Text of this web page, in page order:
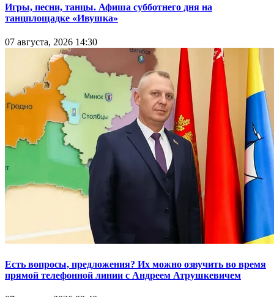
Игры, песни, танцы. Афиша субботнего дня на
танцплощадке «Ивушка»
07 августа, 2026 14:30
Есть вопросы, предложения? Их можно озвучить во время
прямой телефонной линии с Андреем Атрушкевичем